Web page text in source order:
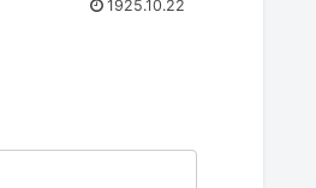
1925.10.22